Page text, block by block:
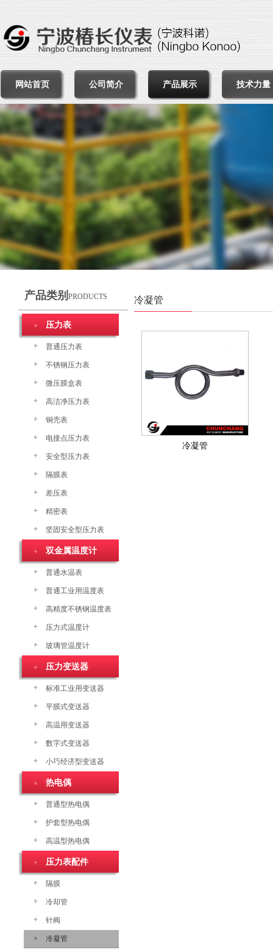
网站首页 公司简介 产品展示 技术力量
产品类别 PRODUCTS
压力表
普通压力表
不锈钢压力表
微压膜盒表
高洁净压力表
铜壳表
电接点压力表
安全型压力表
隔膜表
差压表
精密表
坚固安全型压力表
双金属温度计
普通水温表
普通工业用温度表
高精度不锈钢温度表
压力式温度计
玻璃管温度计
压力变送器
标准工业用变送器
平膜式变送器
高温用变送器
数字式变送器
小巧经济型变送器
热电偶
普通型热电偶
护套型热电偶
高温型热电偶
压力表配件
隔膜
冷却管
针阀
冷凝管
冷凝管
冷凝管